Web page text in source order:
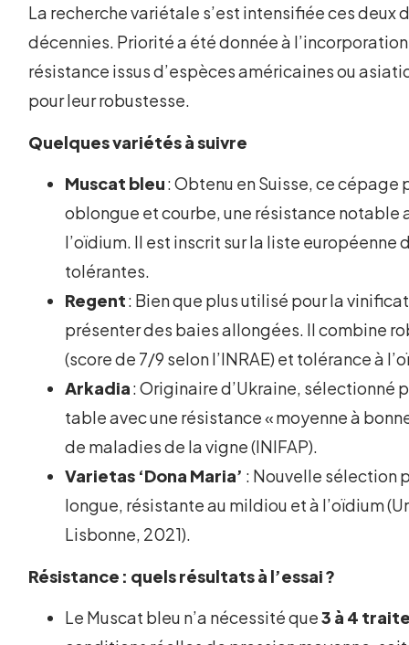
La recherche variétale s’est intensifiée ces deux
décennies. Priorité a été donnée à
résistance issus d’espèces américaines ou
pour leur robustesse.
Quelques variétés à suivre
Muscat bleu: Obtenu en Suisse, ce cépage
oblongue et courbe, une résistance notable
l’oïdium. Il est inscrit sur la liste européenne
tolérantes.
Regent: Bien que plus utilisé pour la
présenter des baies allongées. Il combine
(score de 7/9 selon l’INRAE) et tolérance à
Arkadia: Originaire d’Ukraine, sélectionné
table avec une résistance « moyenne à
de maladies de la vigne (INIFAP).
Varietas ‘Dona Maria’ : Nouvelle sélection
longue, résistante au mildiou et à l’oïdium
Lisbonne, 2021).
Résistance : quels résultats à l’essai ?
Le Muscat bleu n’a nécessité que3 à 4